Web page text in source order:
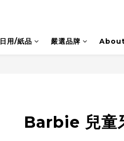
日用/紙品 嚴選品牌
Barbie 兒童